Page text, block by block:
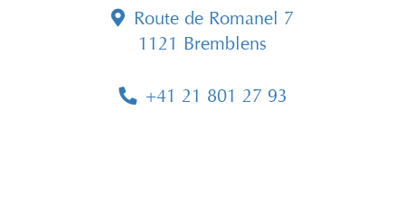
Route de Romanel 7
1121 Bremblens
+41 21 801 27 93